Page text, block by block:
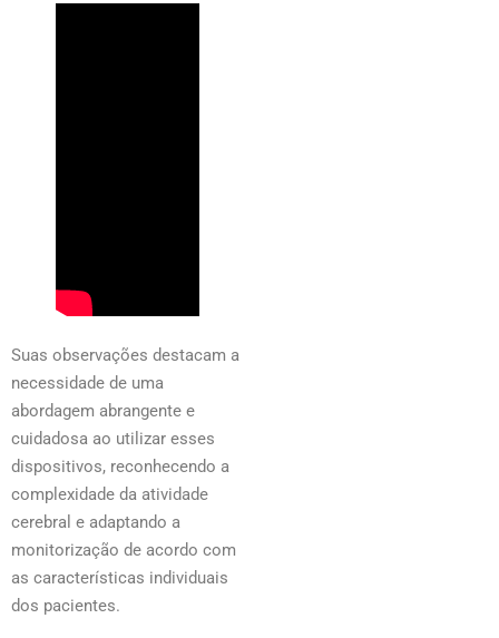
Suas observações destacam a
necessidade de uma
abordagem abrangente e
cuidadosa ao utilizar esses
dispositivos, reconhecendo a
complexidade da atividade
cerebral e adaptando a
monitorização de acordo com
as características individuais
dos pacientes.